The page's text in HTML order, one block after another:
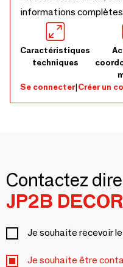
informations
Caractéristiques
techniques
Se connecter|Créer un
Contactez
JP2B
Je souhaite recevoir
Je souhaite être